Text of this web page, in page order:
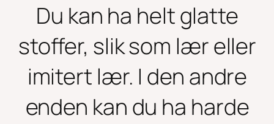
Du kan ha helt glatte
stoffer, slik som lær eller
imitert lær. I den andre
enden kan du ha harde